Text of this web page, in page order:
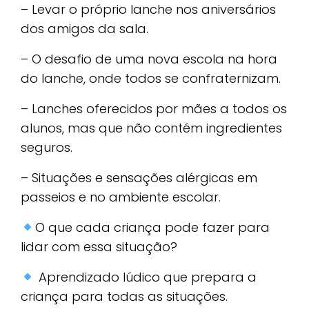
– Levar o próprio lanche nos aniversários
dos amigos da sala.
– O desafio de uma nova escola na hora
do lanche, onde todos se confraternizam.
– Lanches oferecidos por mães a todos os
alunos, mas que não contém ingredientes
seguros.
– Situações e sensações alérgicas em
passeios e no ambiente escolar.
O que cada criança pode fazer para
lidar com essa situação?
Aprendizado lúdico que prepara a
criança para todas as situações.